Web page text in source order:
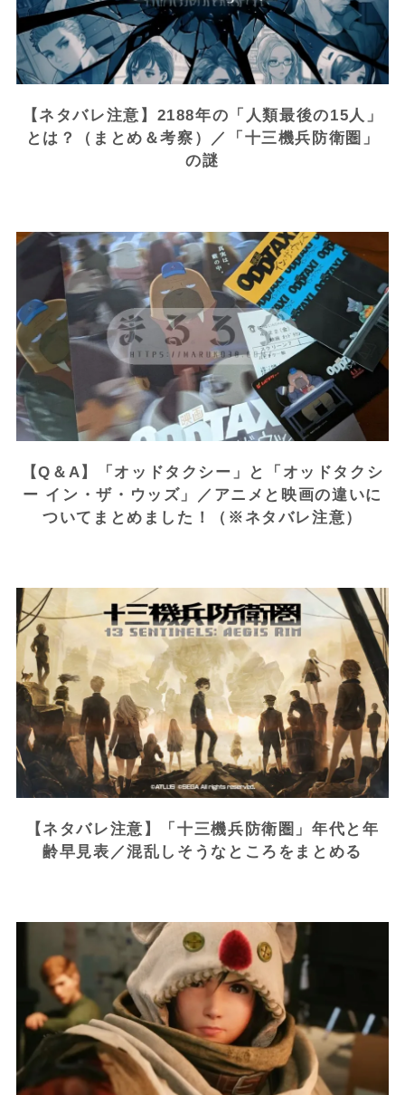
【ネタバレ注意】2188年の「人類最後の15人」
とは？（まとめ＆考察）／「十三機兵防衛圏」
の謎
【Q＆A】「オッドタクシー」と「オッドタクシ
ー イン・ザ・ウッズ」／アニメと映画の違いに
ついてまとめました！（※ネタバレ注意）
【ネタバレ注意】「十三機兵防衛圏」年代と年
齢早見表／混乱しそうなところをまとめる